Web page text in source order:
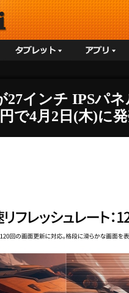
27インチ IPSパ
で4月2日(木)に